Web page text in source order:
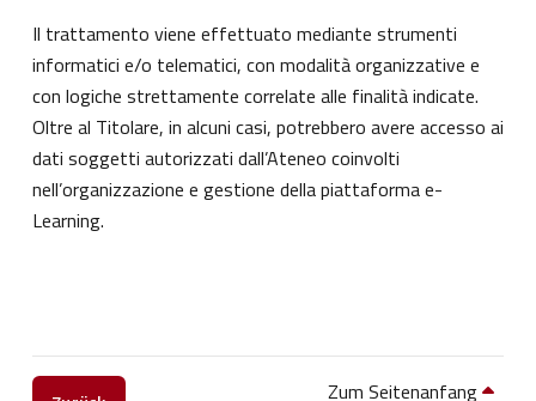
Il trattamento viene effettuato mediante strumenti
informatici e/o telematici, con modalità organizzative e
con logiche strettamente correlate alle finalità indicate.
Oltre al Titolare, in alcuni casi, potrebbero avere accesso ai
dati soggetti autorizzati dall’Ateneo coinvolti
nell’organizzazione e gestione della piattaforma e-
Learning.
Zum Seitenanfang